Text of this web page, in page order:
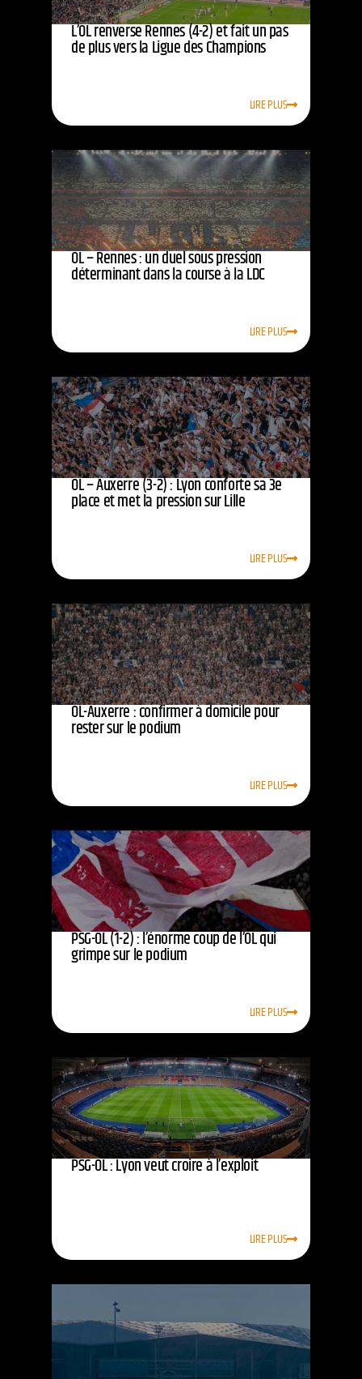
L’OL renverse Rennes (4-2) et fait un pas
de plus vers la Ligue des Champions
LIRE PLUS
OL – Rennes : un duel sous pression
déterminant dans la course à la LDC
LIRE PLUS
OL – Auxerre (3-2) : Lyon conforte sa 3e
place et met la pression sur Lille
LIRE PLUS
OL-Auxerre : confirmer à domicile pour
rester sur le podium
LIRE PLUS
PSG-OL (1-2) : l’énorme coup de l’OL qui
grimpe sur le podium
LIRE PLUS
PSG-OL : Lyon veut croire à l’exploit
LIRE PLUS